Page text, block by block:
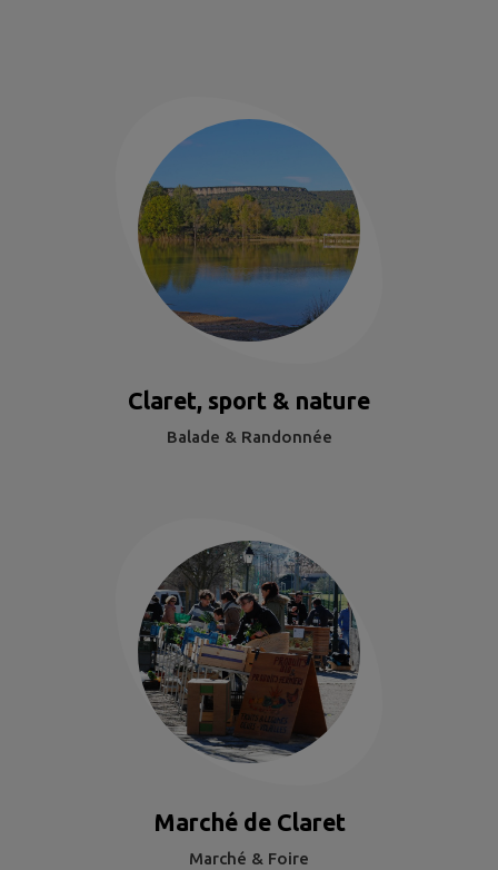
Claret, sport & nature
Balade & Randonnée
Marché de Claret
Marché & Foire